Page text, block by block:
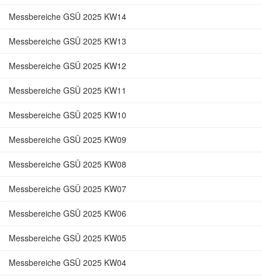
Messbereiche GSÜ 2025 KW14
Messbereiche GSÜ 2025 KW13
Messbereiche GSÜ 2025 KW12
Messbereiche GSÜ 2025 KW11
Messbereiche GSÜ 2025 KW10
Messbereiche GSÜ 2025 KW09
Messbereiche GSÜ 2025 KW08
Messbereiche GSÜ 2025 KW07
Messbereiche GSÜ 2025 KW06
Messbereiche GSÜ 2025 KW05
Messbereiche GSÜ 2025 KW04